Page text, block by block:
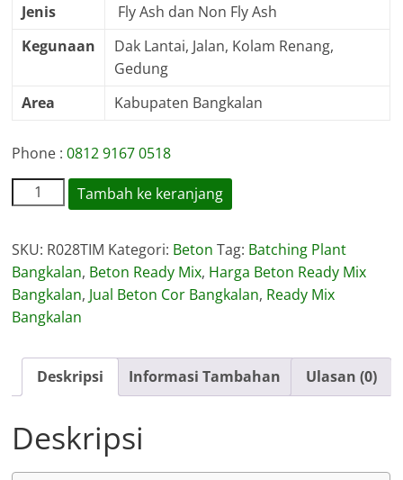
Jenis
Fly Ash dan Non Fly Ash
Kegunaan
Dak Lantai, Jalan, Kolam Renang,
Gedung
Area
Kabupaten Bangkalan
Phone :0812 9167 0518
Kuantitas
Harga
Ready
Mix
Bangkalan
Tambah ke keranjang
SKU: R028TIM Kategori: Beton Tag: Batching Plant
Bangkalan, Beton Ready Mix, Harga Beton Ready Mix
Bangkalan, Jual Beton Cor Bangkalan, Ready Mix
Bangkalan
Deskripsi Informasi Tambahan Ulasan (0)
Deskripsi